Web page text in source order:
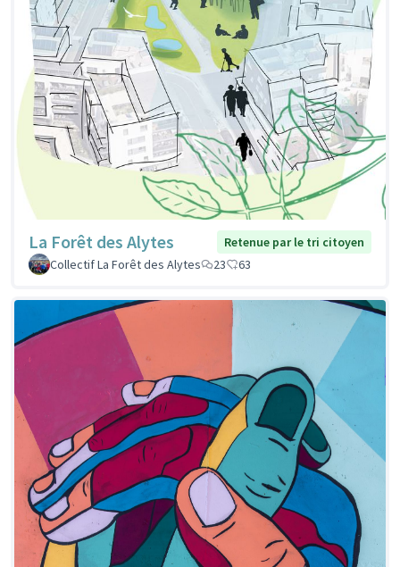
La Forêt des Alytes
Retenue par le tri citoyen
Collectif La Forêt des Alytes
23 63